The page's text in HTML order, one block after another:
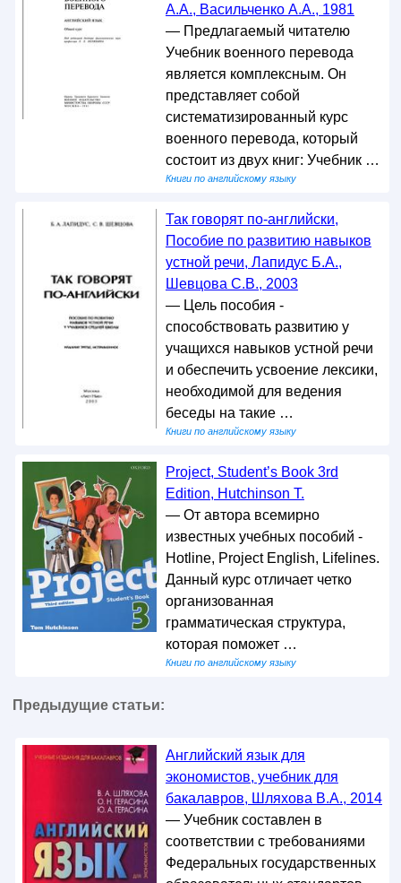
А.А., Васильченко А.А., 1981
— Предлагаемый читателю
Учебник военного перевода
является комплексным. Он
представляет собой
систематизированный курс
военного перевода, который
состоит из двух книг: Учебник …
Книги по английскому языку
Так говорят по-английски,
Пособие по развитию навыков
устной речи, Лапидус Б.А.,
Шевцова С.В., 2003
— Цель пособия -
способствовать развитию у
учащихся навыков устной речи
и обеспечить усвоение лексики,
необходимой для ведения
беседы на такие …
Книги по английскому языку
Project, Student’s Book 3rd
Edition, Hutchinson T.
— От автора всемирно
известных учебных пособий -
Hotline, Project English, Lifelines.
Данный курс отличает четко
организованная
грамматическая структура,
которая поможет …
Книги по английскому языку
Предыдущие статьи:
Английский язык для
экономистов, учебник для
бакалавров, Шляхова В.А., 2014
— Учебник составлен в
соответствии с требованиями
Федеральных государственных